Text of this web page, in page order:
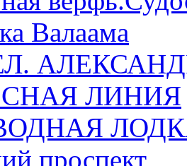
Валаама
ЛИНИЯ
проспект